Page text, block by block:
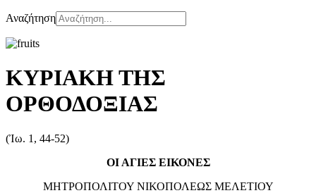
Αναζήτηση
ΚΥΡΙΑΚΗ ΤΗΣ
ΟΡΘΟΔΟΞΙΑΣ
(Ἰω. 1, 44-52)
ΟΙ ΑΓΙΕΣ ΕΙΚΟΝΕΣ
ΜΗΤΡΟΠΟΛΙΤΟΥ ΝΙΚΟΠΟΛΕΩΣ ΜΕΛΕΤΙΟΥ